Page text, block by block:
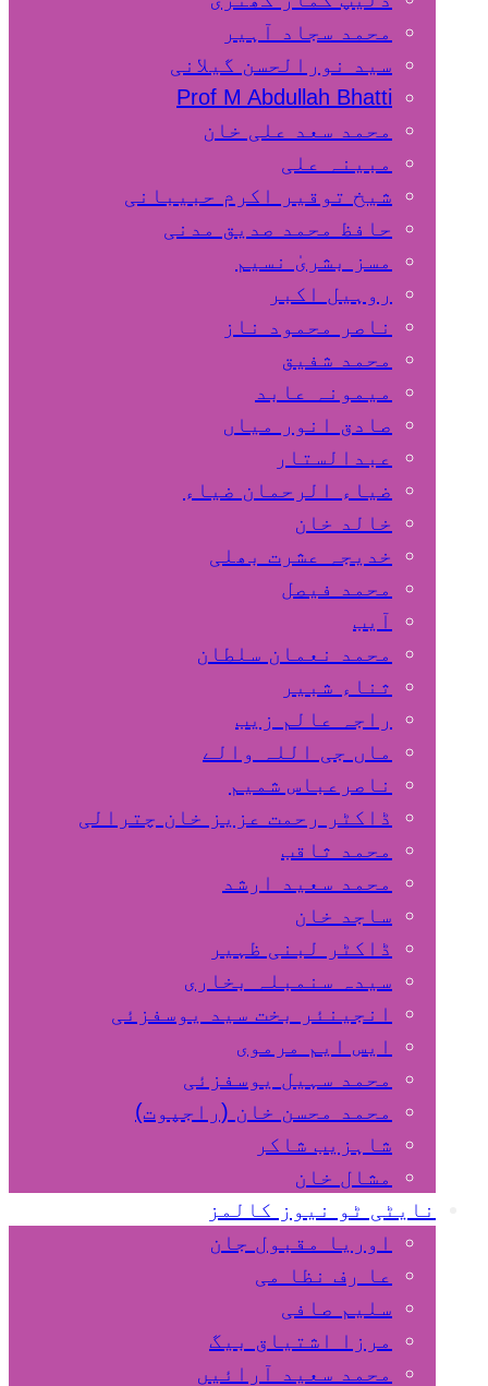
محمد سجاد آہیر
سید نورالحسن گیلانی
Prof M Abdullah Bhatti
محمد سعد علی خان
مبینہ علی
شیخ توقیر اکرم حبیبانی
حافظ محمد صدیق مدنی
مسز بشریٰ نسیم
روہیل اکبر
ناصر محمود ناز
محمد شفیق
میمونہ عابد
صادق انور میاں
عبدالستار
ضیاء الرحمان ضیاء
خالد خان
خدیجہ عشرت بھلی
محمد فیصل
آیب
محمد نعمان سلطان
ثناء شبیر
راجہ عالم زیب
ماں جی اللہ والے
ناصرعباس شمیم
ڈاکٹر رحمت عزیز خان چترالی
محمد ثاقب
محمد سعید ارشد
ساجد خان
ڈاکٹر لبنی ظہیر
سیدہ سنمبلہ بخاری
انجینئر بخت سید یوسفزئی
ایس ایم مرموی
محمد سہیل یوسفزئی
محمد محسن خان (راجپوت)
شاہزیب شاکر
مشال خان
نایٹی ٹو نیوز کالمز
اوریا مقبول جان
عا رف نظا می
سلیم صافی
مرزا اشتیاق بیگ
محمد سعید آرائیں